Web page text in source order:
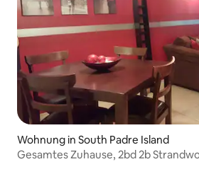
Wohnung in South Padre Island
Gesamtes Zuhause, 2bd 2b